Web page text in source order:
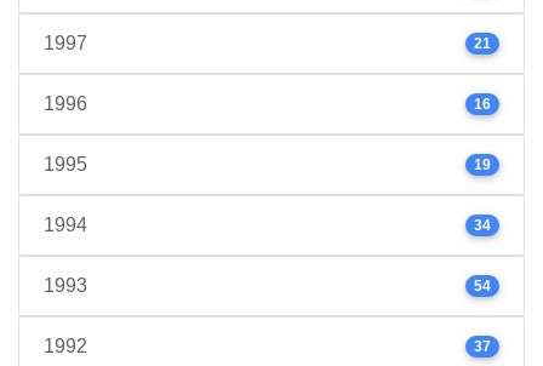
1997 21
1996 16
1995 19
1994 34
1993 54
1992 37